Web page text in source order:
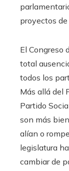
proyectos de
El Congreso
total
todos los
Más allá del
Partido
son más
alían o
legislatura
cambiar de